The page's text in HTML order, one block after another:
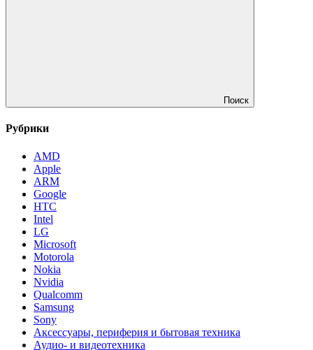
Поиск
Рубрики
AMD
Apple
ARM
Google
HTC
Intel
LG
Microsoft
Motorola
Nokia
Nvidia
Qualcomm
Samsung
Sony
Аксессуары, периферия и бытовая техника
Аудио- и видеотехника